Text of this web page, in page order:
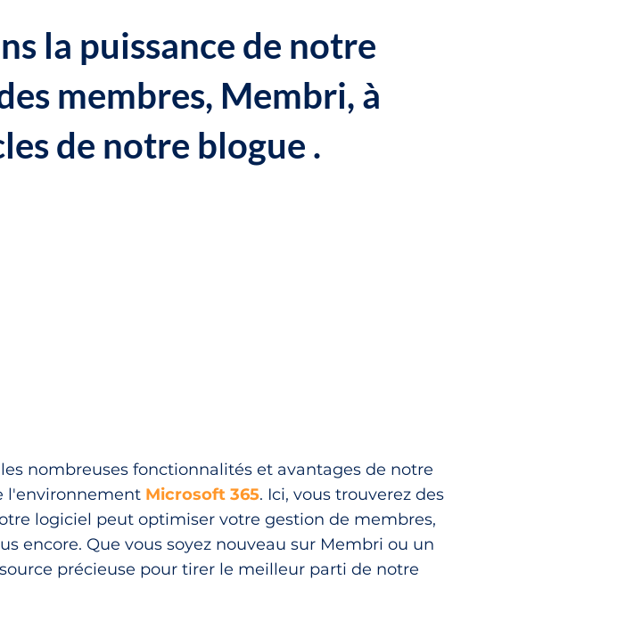
la puissance de notre
membres, Membri, à
de notre blogue .
nombreuses fonctionnalités et avantages de notre
l'environnement Microsoft 365. Ici, vous trouverez des
logiciel peut optimiser votre gestion de membres,
encore. Que vous soyez nouveau sur Membri ou un
précieuse pour tirer le meilleur parti de notre